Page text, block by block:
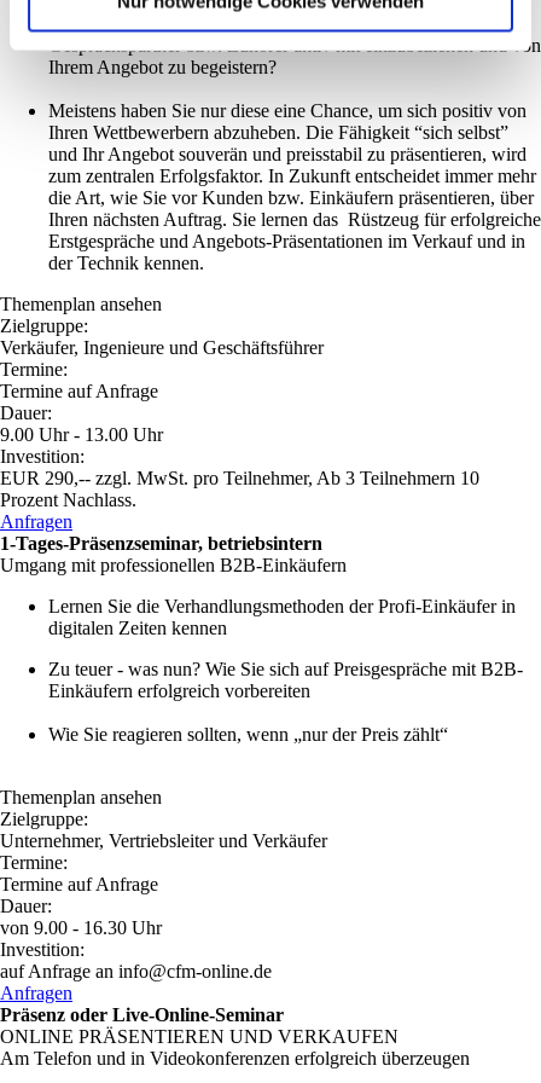
Kunden-Nutzen, überzeugend zu vermitteln und Ihre
Gesprächspartner bzw. Zuhörer aktiv mit einzubeziehen und von
Ihrem Angebot zu begeistern?
Meistens haben Sie nur diese eine Chance, um sich positiv von
Ihren Wettbewerbern abzuheben. Die Fähigkeit “sich selbst”
und Ihr Angebot souverän und preisstabil zu präsentieren, wird
zum zentralen Erfolgsfaktor. In Zukunft entscheidet immer mehr
die Art, wie Sie vor Kunden bzw. Einkäufern präsentieren, über
Ihren nächsten Auftrag. Sie lernen das Rüstzeug für erfolgreiche
Erstgespräche und Angebots-Präsentationen im Verkauf und in
der Technik kennen.
Themenplan ansehen
Zielgruppe:
Verkäufer, Ingenieure und Geschäftsführer
Termine:
Termine auf Anfrage
Dauer:
9.00 Uhr - 13.00 Uhr
Investition:
EUR 290,-- zzgl. MwSt. pro Teilnehmer, Ab 3 Teilnehmern 10
Prozent Nachlass.
Anfragen
1-Tages-Präsenzseminar, betriebsintern
Umgang mit professionellen B2B-Einkäufern
Lernen Sie die Verhandlungsmethoden der Profi-Einkäufer in
digitalen Zeiten kennen
Zu teuer - was nun? Wie Sie sich auf Preisgespräche mit B2B-
Einkäufern erfolgreich vorbereiten
Wie Sie reagieren sollten, wenn „nur der Preis zählt“
Themenplan ansehen
Zielgruppe:
Unternehmer, Vertriebsleiter und Verkäufer
Termine:
Termine auf Anfrage
Dauer:
von 9.00 - 16.30 Uhr
Investition:
auf Anfrage an info@cfm-online.de
Anfragen
Präsenz oder Live-Online-Seminar
ONLINE PRÄSENTIEREN UND VERKAUFEN
Am Telefon und in Videokonferenzen erfolgreich überzeugen